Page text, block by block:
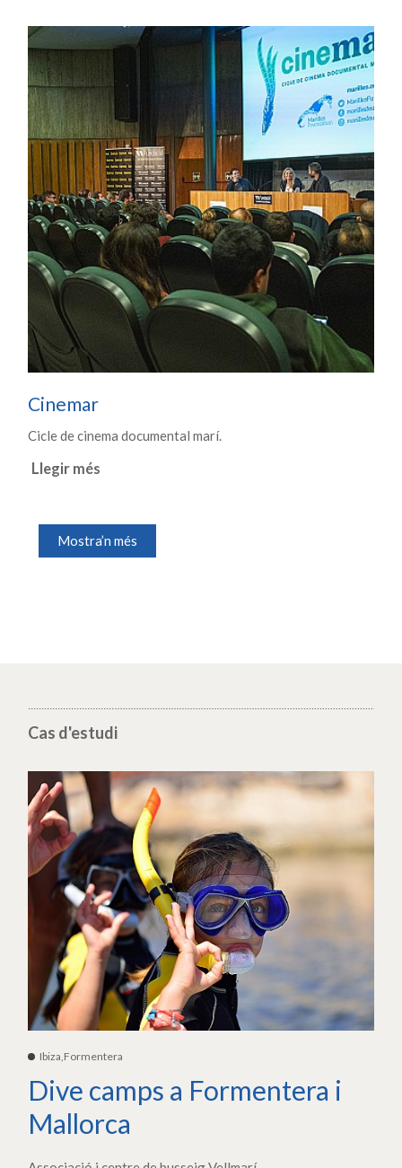
Cinemar
Cicle de cinema documental marí.
Llegir més
Mostra’n més
Cas d'estudi
Ibiza,Formentera
Dive camps a Formentera i
Mallorca